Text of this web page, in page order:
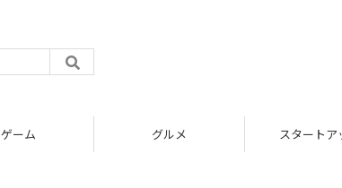
ゲーム グルメ スタートア